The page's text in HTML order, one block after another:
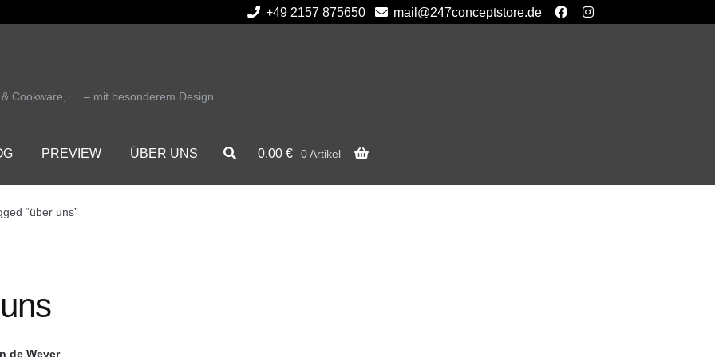
+49 2157 875650 mail@247conceptstore.de
Cookware, … – mit besonderem Design.
PREVIEW ÜBER UNS 0,00€ 0 Artikel
“über uns”
de Weyer